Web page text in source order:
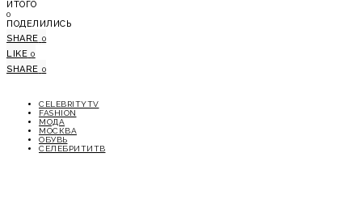
ИТОГО
0
ПОДЕЛИЛИСЬ
SHARE 0
LIKE 0
SHARE 0
CELEBRITYTV
FASHION
МОДА
МОСКВА
ОБУВЬ
СЕЛЕБРИТИТВ